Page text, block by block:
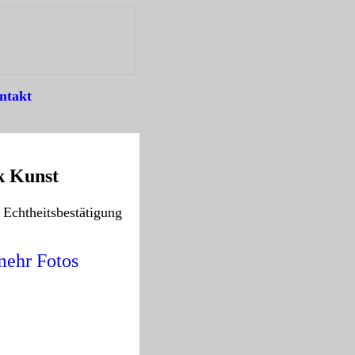
Kunst
Fotos